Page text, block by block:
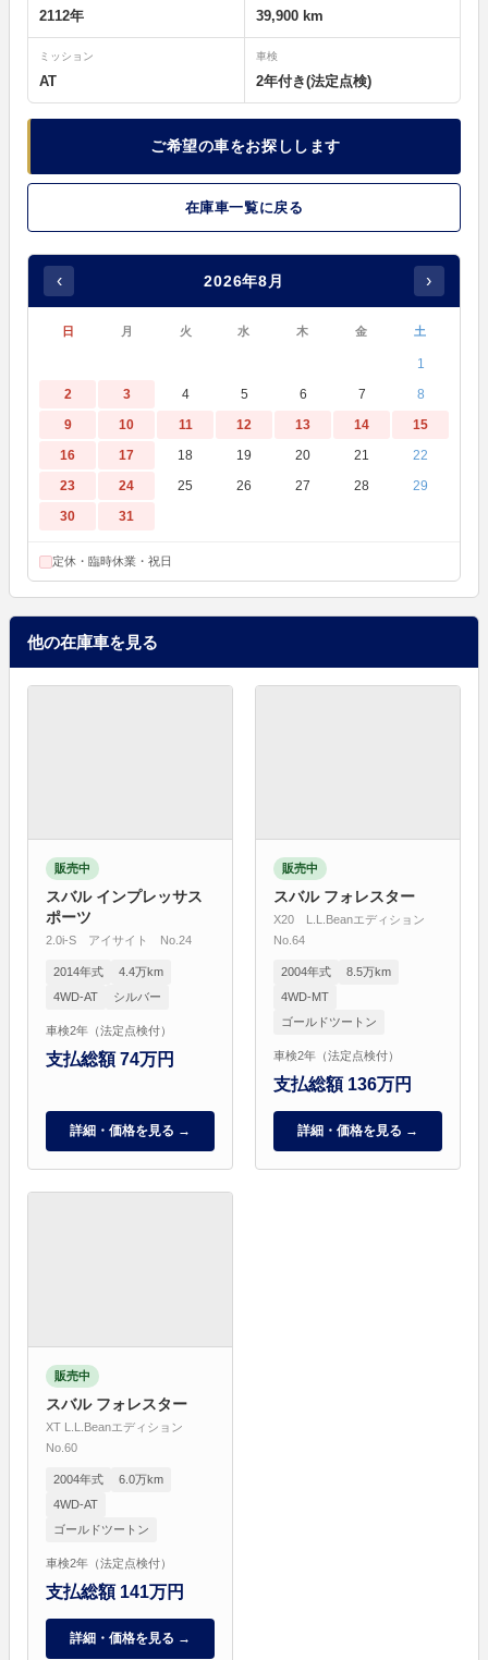
2112年 39,900 km
ミッション
AT
車検
2年付き(法定点検)
ご希望の車をお探しします
在庫車一覧に戻る
‹ 2026年8月 ›
日 月 火 水 木 金 土
1
2
3 4 5 6 7
8
9
10 11 12 13 14
15
16
17 18 19 20 21
22
23
24 25 26 27 28
29
30
31
定休・臨時休業・祝日
他の在庫車を見る
販売中
スバル インプレッサス
ポーツ
2.0i-S アイサイト No.24
2014年式
4.4万km
4WD-AT
シルバー
車検2年（法定点検付）
支払総額 74万円
詳細・価格を見る →
販売中
スバル フォレスター
X20 L.L.Beanエディション
No.64
2004年式
8.5万km
4WD-MT
ゴールドツートン
車検2年（法定点検付）
支払総額 136万円
詳細・価格を見る →
販売中
スバル フォレスター
XT L.L.Beanエディション
No.60
2004年式
6.0万km
4WD-AT
ゴールドツートン
車検2年（法定点検付）
支払総額 141万円
詳細・価格を見る →